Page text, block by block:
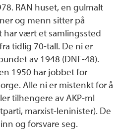
RAN huset, en gulmalt
og menn sitter på
har vært et samlingssted
tidlig 70-tall. De ni er
av 1948 (DNF-48).
1950 har jobbet for
Alle ni er mistenkt for å
tilhengere av AKP-ml
marxist-leninister). De
og forsvare seg.